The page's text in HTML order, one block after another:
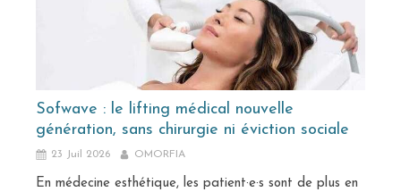
Sofwave : le lifting médical nouvelle
génération, sans chirurgie ni éviction sociale
23 Juil 2026 OMORFIA
En médecine esthétique, les patient·e·s sont de plus en